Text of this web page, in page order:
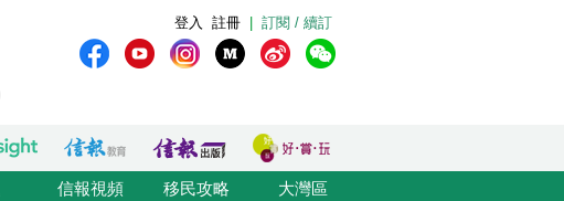
訂閱 / 續訂
註冊
登入
信報視頻 移民攻略 大灣區